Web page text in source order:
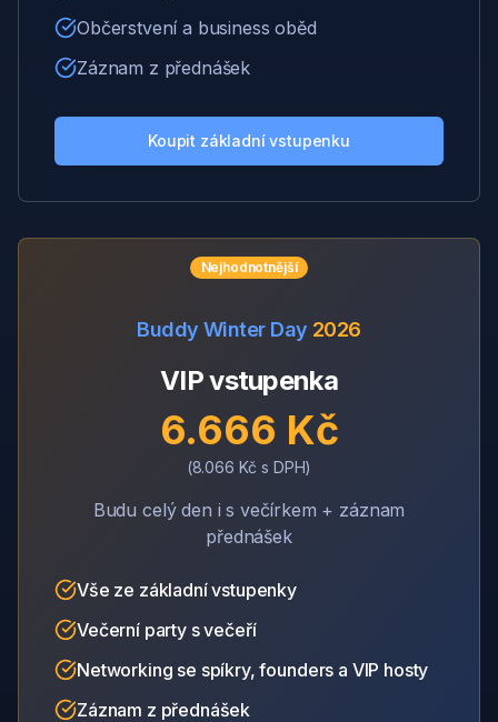
Občerstvení a business oběd
Záznam z přednášek
Koupit základní vstupenku
Nejhodnotnější
Buddy Winter Day 2026
VIP vstupenka
6.666 Kč
(8.066 Kč s DPH)
Budu celý den i s večírkem + záznam
přednášek
Vše ze základní vstupenky
Večerní party s večeří
Networking se spíkry, founders a VIP hosty
Záznam z přednášek